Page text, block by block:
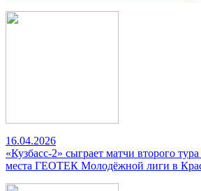
16.04.2026
«Кузбасс-2» сыграет матчи второго
места ГЕОТЕК Молодёжной лиги в